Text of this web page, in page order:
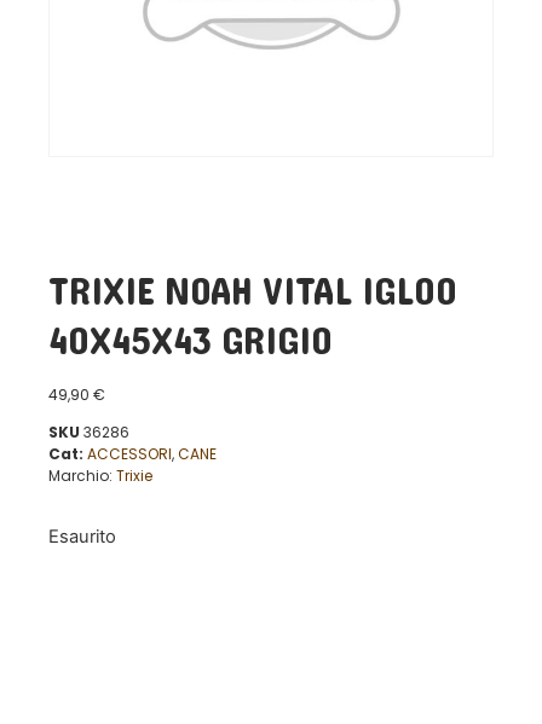
TRIXIE NOAH VITAL IGLOO
40X45X43 GRIGIO
49,90 €
SKU 36286
Cat: ACCESSORI,CANE
Marchio: Trixie
Esaurito